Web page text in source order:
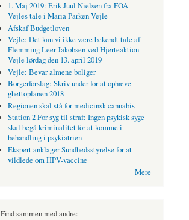
1. Maj 2019: Erik Juul Nielsen fra FOA
Vejles tale i Maria Parken Vejle
Afskaf Budgetloven
Vejle: Det kan vi ikke være bekendt tale af
Flemming Leer Jakobsen ved Hjerteaktion
Vejle lørdag den 13. april 2019
Vejle: Bevar almene boliger
Borgerforslag: Skriv under for at ophæve
ghettoplanen 2018
Regionen skal stå for medicinsk cannabis
Station 2 For syg til straf: Ingen psykisk syge
skal begå kriminalitet for at komme i
behandling i psykiatrien
Ekspert anklager Sundhedsstyrelse for at
vildlede om HPV-vaccine
Mere
Find sammen med andre: